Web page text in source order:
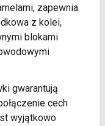
zapewnia
z kolei,
blokami
gwarantują
cech
wyjątkowo